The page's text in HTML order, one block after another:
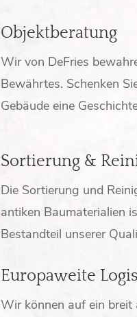
Objektberatung
Wir von DeFries
Bewährtes. Schenken
Gebäude eine
Sortierung &
Die Sortierung und
antiken Baumaterialien
Bestandteil unserer
Europaweite
Wir können auf ein breit